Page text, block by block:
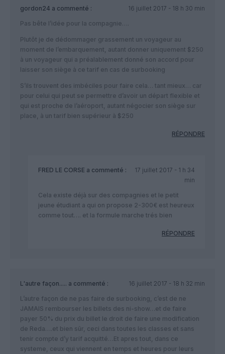
gordon24 a commenté :
16 juillet 2017 - 18 h 30 min
Pas bête l’idée pour la compagnie….
Plutôt je de dédommager grassement un voyageur au
moment de l’embarquement, autant donner uniquement $250
à un voyageur qui a préalablement donné son accord pour
laisser son siège à ce tarif en cas de surbooking
S’ils trouvent des imbéciles pour faire cela… tant mieux… car
pour celui qui peut se permettre d’avoir un départ flexible et
qui est proche de l’aéroport, autant négocier son siège sur
place, à un tarif bien supérieur à $250
RÉPONDRE
FRED LE CORSE a commenté :
17 juillet 2017 - 1 h 34
min
Cela existe déjà sur des compagnies et le petit
jeune étudiant a qui on propose 2-300€ est heureux
comme tout…. et la formule marche trés bien
RÉPONDRE
L'autre façon..... a commenté :
16 juillet 2017 - 18 h 32 min
L’autre façon de ne pas faire de surbooking, c’est de ne
JAMAIS rembourser les billets des ni-show…et de faire
payer 50% du prix du billet le droit de faire une modification
de Reda….et bien sûr, ceci dans toutes les classes et sans
tenir compte d’y tarif acquitté…Et apres tout, dans ce
systeme, ceux qui viennent en temps et heures pour leurs